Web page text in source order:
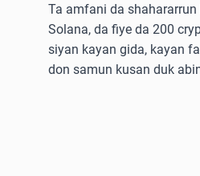
Ta amfani da
Solana, da fiye da 200
siyan kayan gida, kayan
don samun kusan duk